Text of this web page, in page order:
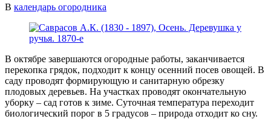
В календарь огородника
В октябре завершаются огородные работы, заканчивается
перекопка грядок, подходит к концу осенний посев овощей. В
саду проводят формирующую и санитарную обрезку
плодовых деревьев. На участках проводят окончательную
уборку – сад готов к зиме. Суточная температура переходит
биологический порог в 5 градусов – природа отходит ко сну.